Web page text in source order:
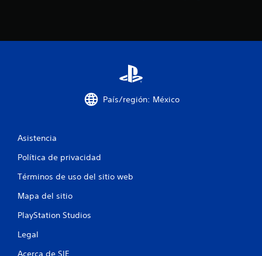
País/región: México
Asistencia
Política de privacidad
Términos de uso del sitio web
Mapa del sitio
PlayStation Studios
Legal
Acerca de SIE